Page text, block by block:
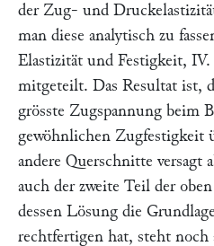
der Zug- und
man diese analytisch zu
Elastizität und Festigkeit, IV.
mitgeteilt. Das Resultat ist,
grösste Zugspannung beim
gewöhnlichen Zugfestigkeit
andere Querschnitte versagt
auch der zweite Teil der
dessen Lösung die
rechtfertigen hat, steht noch